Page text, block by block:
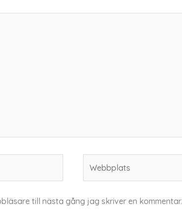
till nästa gång jag skriver en kommentar.